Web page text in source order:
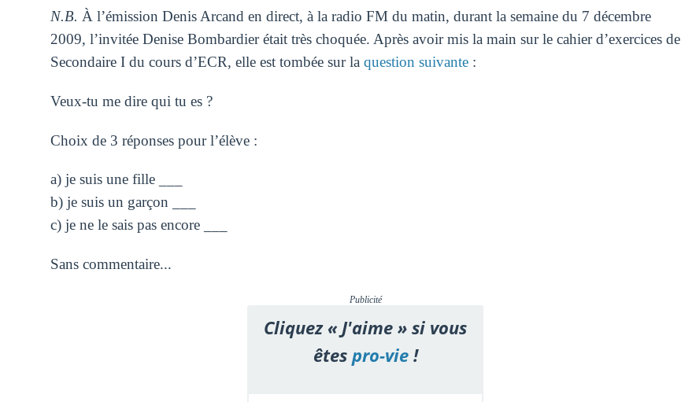
N.B. À l’émission Denis Arcand en direct, à la radio FM du matin, durant la semaine du 7 décembre
2009, l’invitée Denise Bombardier était très choquée. Après avoir mis la main sur le cahier d’exercices de
Secondaire I du cours d’ECR, elle est tombée sur la question suivante:
Veux-tu me dire qui tu es ?
Choix de 3 réponses pour l’élève :
a) je suis une fille ___
b) je suis un garçon ___
c) je ne le sais pas encore ___
Sans commentaire...
Publicité
Cliquez « J'aime » si vous
êtespro-vie!